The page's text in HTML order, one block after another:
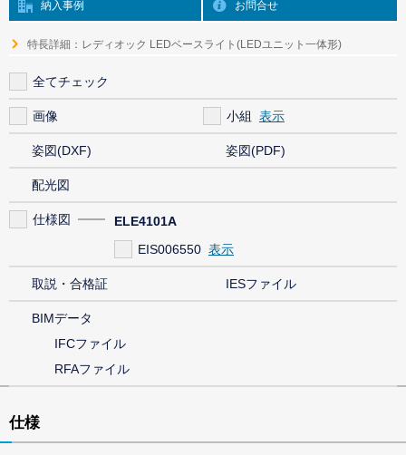
納入事例 お問合せ
特長詳細：レディオック LEDベースライト(LEDユニット一体形)
全てチェック
画像 小組
姿図(DXF) 姿図(PDF)
配光図
仕様図
ELE4101A
EIS006550
取説・合格証 IESファイル
BIMデータ
IFCファイル
RFAファイル
仕様